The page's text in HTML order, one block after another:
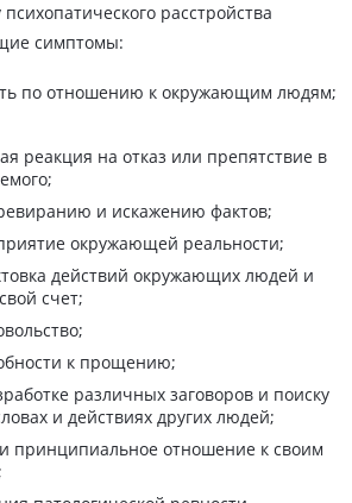
расстройства
симптомы:
по отношению к окружающим людям;
реакция на отказ или препятствие в
и искажению фактов;
окружающей реальности;
действий окружающих людей и
счет;
к прощению;
различных заговоров и поиску
и действиях других людей;
и принципиальное отношение к своим